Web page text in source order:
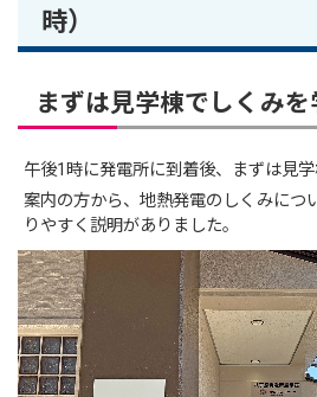
時）
まずは見学棟でしくみを
午後1時に発電所に到着後、まずは見学
案内の方から、地熱発電のしくみにつ
りやすく説明がありました。